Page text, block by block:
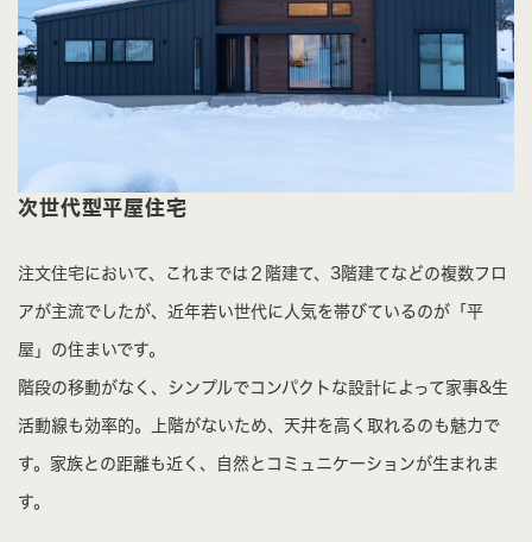
次世代型平屋住宅
注文住宅において、これまでは２階建て、3階建てなどの複数フロ
アが主流でしたが、近年若い世代に人気を帯びているのが「平
屋」の住まいです。
階段の移動がなく、シンプルでコンパクトな設計によって家事&生
活動線も効率的。上階がないため、天井を高く取れるのも魅力で
す。家族との距離も近く、自然とコミュニケーションが生まれま
す。